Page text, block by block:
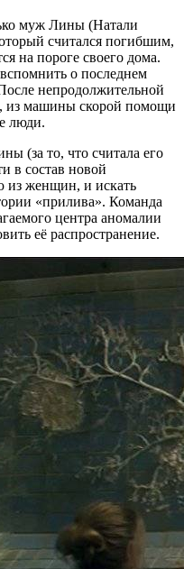
муж Лины (Натали
считался погибшим,
на пороге своего дома.
о последнем
непродолжительной
из машины скорой помощи
люди.
(за то, что считала его
в состав новой
из женщин, и искать
«прилива». Команда
центра аномалии
её распространение.